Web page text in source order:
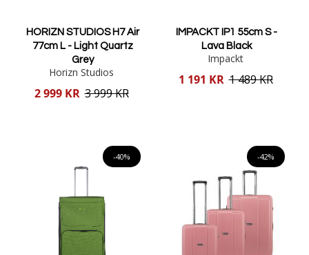
HORIZN STUDIOS H7 Air
77cm L - Light Quartz
Grey
Horizn Studios
Reducerat
2 999 KR 3 999 KR
IMPACKT IP1 55cm S -
Lava Black
Impackt
Reducerat
1 191 KR 1 489 KR
-40% -42%